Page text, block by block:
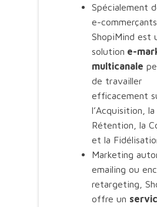
Spécialement
e-commerçants,
ShopiMind est
solution e-
multicanale
de travailler
efficacement
l’Acquisition, la
Rétention, la
et la
Marketing
emailing ou
retargeting,
offre un